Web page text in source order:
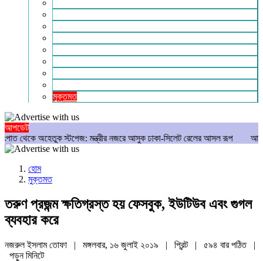
মুক্তমত
আপডেট
স্টপেজ: মন্ত্রীর নজরে আসুক ঢাকা-সিলেট রেলের আসল রূপ
আমার রক্ত ঝরেছে,
হোম
মুক্তমত
তরুণ প্রজন্ম ক্ষতিগ্রস্ত হয় ফেসবুক, ইউটিউব এবং গুগল
ব্যবহার করে
নজরুল ইসলাম তোফা | মঙ্গলবার, ১৬ জুলাই ২০১৯ | প্রিন্ট | ৫৯৪ বার পঠিত
|
পড়ুনমিনিটে